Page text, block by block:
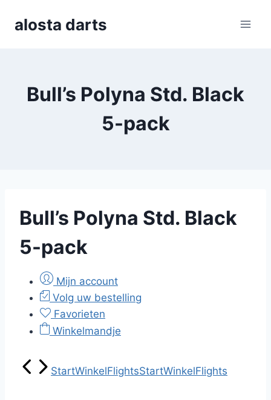
alosta darts
Bull’s Polyna Std. Black
5-pack
Bull’s Polyna Std. Black
5-pack
Mijn account
Volg uw bestelling
Favorieten
Winkelmandje
StartWinkelFlightsStartWinkelFlights